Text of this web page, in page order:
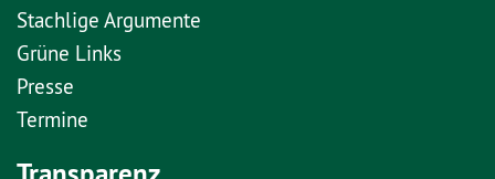
Stachlige Argumente
Grüne Links
Presse
Termine